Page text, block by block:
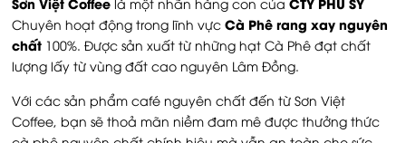
Chuyên hoạt động trong lĩnh vựcCà Phê rang xay nguyên
chất 100%. Được sản xuất từ những hạt Cà Phê đạt chất
lượng lấy từ vùng đất cao nguyên Lâm Đồng.
Với các sản phẩm café nguyên chất đến từ Sơn Việt
Coffee, bạn sẽ thoả mãn niềm đam mê được thưởng thức